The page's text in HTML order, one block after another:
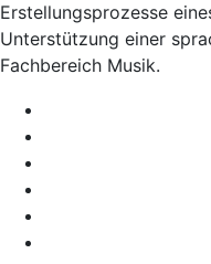
Erstellungsprozesse
Unterstützung einer
Fachbereich Musik.